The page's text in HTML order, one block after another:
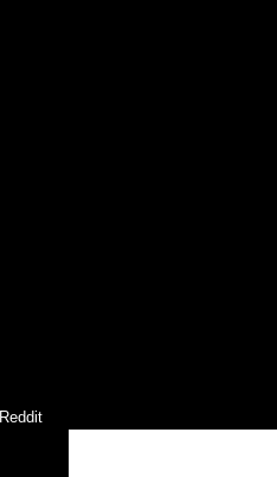
Reddit